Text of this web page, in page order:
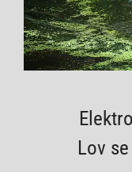
Lov